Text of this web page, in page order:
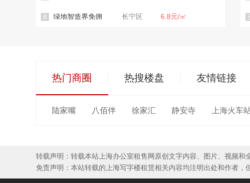
8 绿地智造界免佣 长宁区 6.8元/㎡
热门商圈 热搜楼盘 友情链接
陆家嘴 八佰伴 徐家汇 静安寺 上海火车
转载声明：转载本站上海办公室租售网原创文字内容、图片、视频和
免责声明：本站转载的上海写字楼租赁相关内容均注明出处和作者